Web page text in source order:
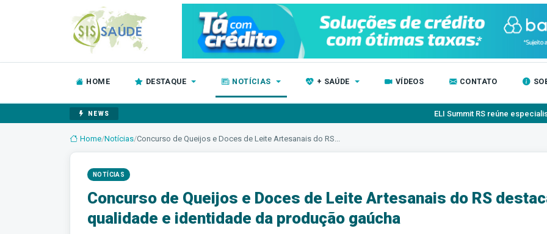
HOME DESTAQUE NOTÍCIAS + SAÚDE VÍDEOS CONTATO
NEWS ELI Summit RS reúne especialistas para debater
Home/Notícias/Concurso de Queijos e Doces de Leite Artesanais do RS...
NOTÍCIAS
Concurso de Queijos e Doces de Leite Artesanais do RS
qualidade e identidade da produção gaúcha